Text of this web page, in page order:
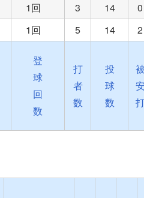
1回 3 14
0
1回 5 14 2
登
球
回
数
打
者
数
投
球
数